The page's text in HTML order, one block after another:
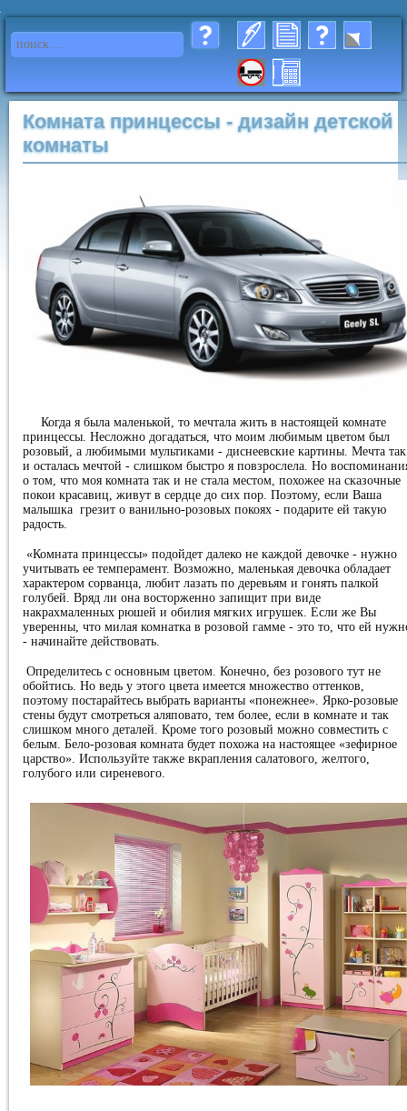
Комната принцессы - дизайн детской
комнаты
Когда я была маленькой, то мечтала жить в настоящей комнате
принцессы. Несложно догадаться, что моим любимым цветом был
розовый, а любимыми мультиками - диснеевские картины. Мечта так
и осталась мечтой - слишком быстро я повзрослела. Но
о том, что моя комната так и не стала местом, похожее на сказочные
покои красавиц, живут в сердце до сих пор. Поэтому, если Ваша
малышка грезит о ванильно-розовых покоях - подарите ей такую
радость.
«Комната принцессы» подойдет далеко не каждой девочке - нужно
учитывать ее темперамент. Возможно, маленькая девочка обладает
характером сорванца, любит лазать по деревьям и гонять палкой
голубей. Вряд ли она восторженно запищит при виде
накрахмаленных рюшей и обилия мягких игрушек. Если же Вы
уверенны, что милая комнатка в розовой гамме - это то, что ей
- начинайте действовать.
Определитесь с основным цветом. Конечно, без розового тут не
обойтись. Но ведь у этого цвета имеется множество оттенков,
поэтому постарайтесь выбрать варианты «понежнее». Ярко-розовые
стены будут смотреться аляповато, тем более, если в комнате и так
слишком много деталей. Кроме того розовый можно совместить с
белым. Бело-розовая комната будет похожа на настоящее «зефирное
царство». Используйте также вкрапления салатового, желтого,
голубого или сиреневого.